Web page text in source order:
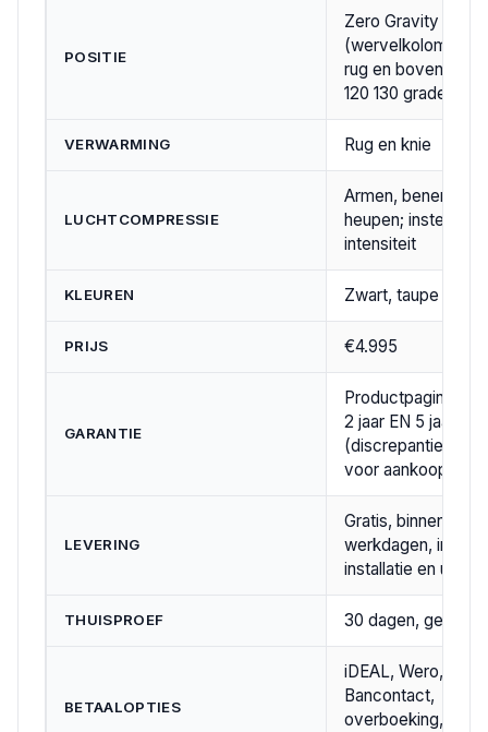
POSITIE
Zero Gravity
rug en
120 130 graden)
VERWARMING Rug en knie
LUCHTCOMPRESSIE
Armen, benen en
heupen; instelbare
intensiteit
KLEUREN Zwart, taupe
PRIJS €4.995
GARANTIE
Productpagina
2 jaar EN 5 jaar
(discrepantie,
voor aankoop)
LEVERING
Gratis, binnen 5
werkdagen,
installatie en uitleg
THUISPROEF 30 dagen, geen
BETAALOPTIES
iDEAL, Wero, KBC,
Bancontact,
overboeking,